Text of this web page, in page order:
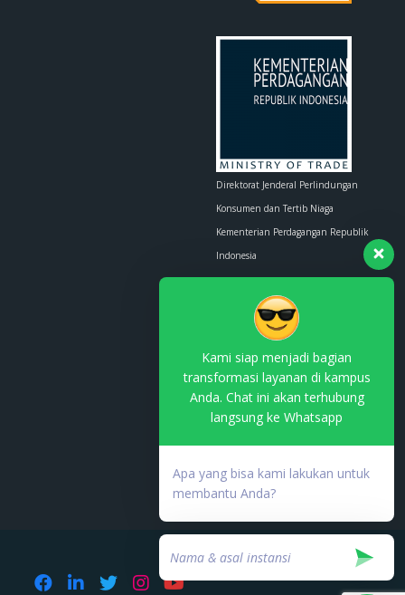
Direktorat Jenderal Perlindungan
Konsumen dan Tertib Niaga
Kementerian Perdagangan Republik
Indonesia
contact.us@kemendag.go.id
000753.03/DJAI.PSE/05/202
Kami siap menjadi bagian
transformasi layanan di kampus
Anda. Chat ini akan terhubung
langsung ke Whatsapp
Apa yang bisa kami lakukan untuk
membantu Anda?